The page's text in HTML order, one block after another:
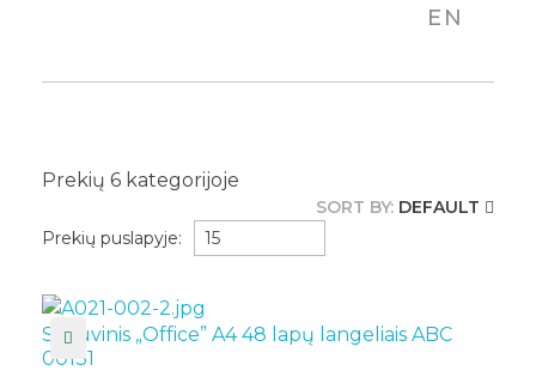
EN
Prekių 6 kategorijoje
SORT BY: DEFAULT
Prekių puslapyje:
Sąsiuvinis „Office” A4 48 lapų langeliais ABC
00131